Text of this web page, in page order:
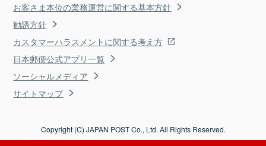
お客さま本位の業務運営に関する基本方針
勧誘方針
カスタマーハラスメントに関する考え方
日本郵便公式アプリ一覧
ソーシャルメディア
サイトマップ
Copyright (C) JAPAN POST Co., Ltd. All Rights Reserved.